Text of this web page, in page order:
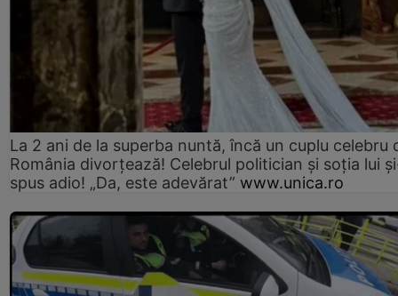
La 2 ani de la superba nuntă, încă un cuplu celebru
România divorțează! Celebrul politician și soția lui
spus adio! „Da, este adevărat” www.unica.ro